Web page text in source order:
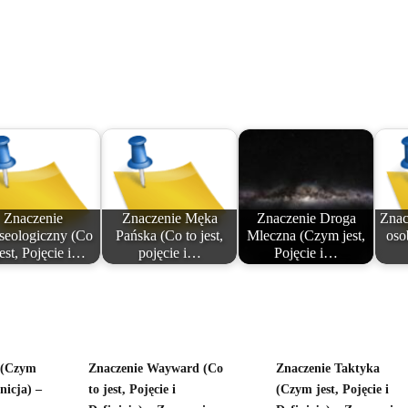
Znaczenie
(Co
Pojęcie i…
Znaczenie Męka
Pańska (Co to jest,
pojęcie i…
Znaczenie Droga
Mleczna (Czym jest,
Pojęcie i…
–
Znaczenie Wayward (Co
to jest, Pojęcie i
Znaczenie Taktyka
(Czym jest, Pojęcie i